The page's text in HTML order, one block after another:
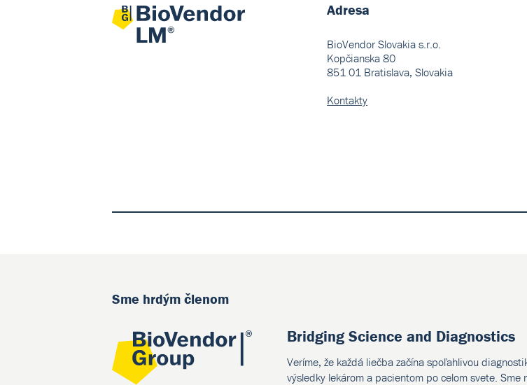
Adresa
BioVendor Slovakia s.r.o.
Kopčianska 80
851 01 Bratislava, Slovakia
Kontakty
Sme hrdým členom
Bridging Science and Diagnostics
Veríme, že každá liečba začína spoľahlivou
výsledky lekárom a pacientom po celom svete.